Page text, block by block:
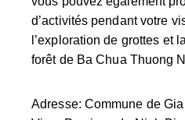
d’activités pendant votre
l’exploration de grottes et
forêt de Ba Chua Thuong
Adresse: Commune de